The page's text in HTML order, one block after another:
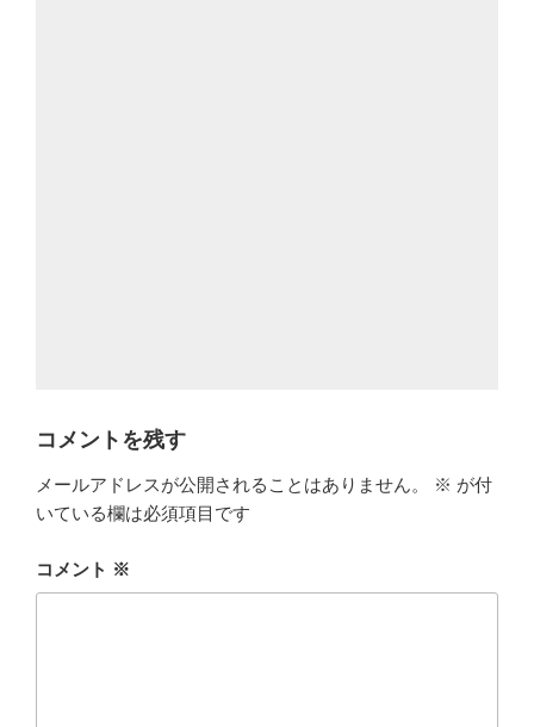
コメントを残す
メールアドレスが公開されることはありません。 ※ が付
いている欄は必須項目です
コメント ※